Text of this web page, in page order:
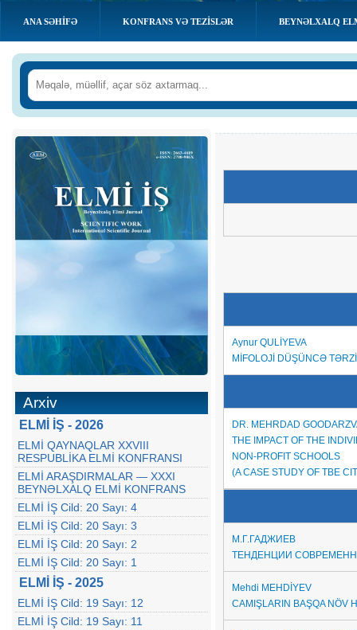
ANA SƏHIFƏ KONFRANS VƏ TEZİSLƏR BEYNƏLXALQ
Arxiv
ELMİ İŞ - 2026
ELMİ QAYNAQLAR XXVIII
RESPUBLİKA ELMİ KONFRANSI
ELMİ ARAŞDIRMALAR — XXXI
BEYNƏLXALQ ELMİ KONFRANS
ELMİ İŞ Cild: 20 Sayı: 4
ELMİ İŞ Cild: 20 Sayı: 3
ELMİ İŞ Cild: 20 Sayı: 2
ELMİ İŞ Cild: 20 Sayı: 1
ELMİ İŞ - 2025
ELMİ İŞ Cild: 19 Sayı: 12
ELMİ İŞ Cild: 19 Sayı: 11
Aynur QULİYEVA
MİFOLOJİ DÜŞÜNCƏ
DR. MEHRDAD
THE IMPACT OF THE
NON-PROFIT SCHOOLS
(A CASE STUDY OF TBE
M.Г.ГАДЖИЕВ
ТЕНДЕНЦИИ
Mehdi MEHDİYEV
CAMIŞLARIN BAŞQA NÖV